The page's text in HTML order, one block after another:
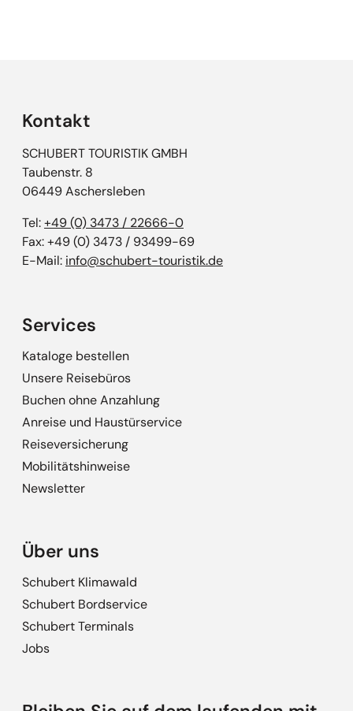
Kontakt
SCHUBERT TOURISTIK GMBH
Taubenstr. 8
06449 Aschersleben
Tel:+49 (0) 3473 / 22666-0
Fax: +49 (0) 3473 / 93499-69
E-Mail: info@schubert-touristik.de
Services
Kataloge bestellen
Unsere Reisebüros
Buchen ohne Anzahlung
Anreise und Haustürservice
Reiseversicherung
Mobilitätshinweise
Newsletter
Über uns
Schubert Klimawald
Schubert Bordservice
Schubert Terminals
Jobs